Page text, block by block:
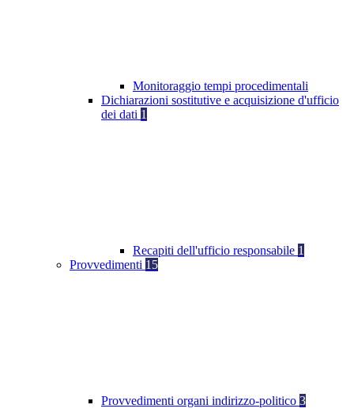
Monitoraggio tempi procedimentali
Dichiarazioni sostitutive e acquisizione d'ufficio
dei dati 1
Recapiti dell'ufficio responsabile 1
Provvedimenti 15
Provvedimenti organi indirizzo-politico 3